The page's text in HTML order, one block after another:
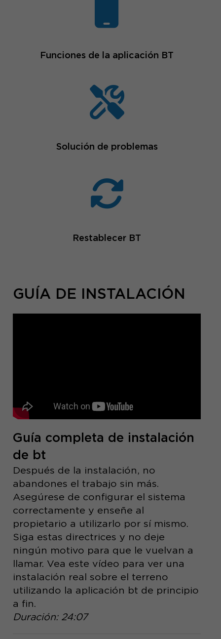
Funciones de la aplicación BT
Solución de problemas
Restablecer BT
GUÍA DE INSTALACIÓN
Guía completa de instalación
de bt
Después de la instalación, no
abandones el trabajo sin más.
Asegúrese de configurar el sistema
correctamente y enseñe al
propietario a utilizarlo por sí mismo.
Siga estas directrices y no deje
ningún motivo para que le vuelvan a
llamar. Vea este vídeo para ver una
instalación real sobre el terreno
utilizando la aplicación bt de principio
a fin.
Duración: 24:07